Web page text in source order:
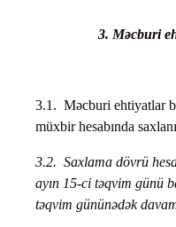
3. Məcburi
3.1. Məcburi ehtiyatlar
müxbir hesabında
3.2. Saxlama dövrü
ayın 15-ci təqvim günü
təqvim gününədək